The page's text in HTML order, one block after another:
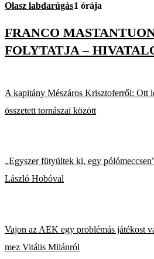
Olasz labdarúgás1 órája
FRANCO
FOLYTATJA –
A kapitány Mészáros Krisztoferről: Ott
összetett tornászai között
„Egyszer fütyültek ki, egy
László Hobóval
Vajon az AEK egy problémás játékost
mez Vitális Milánról